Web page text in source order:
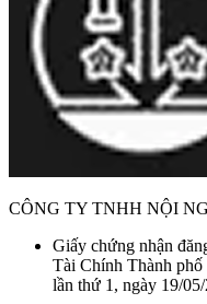
CÔNG TY TNHH NỘI
Giấy chứng nhận
Tài Chính Thành
lần thứ 1, ngày 19/